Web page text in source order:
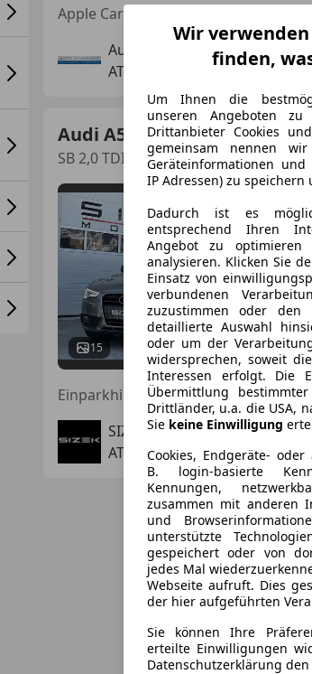
Automobile Pühringer GmbH
AT-4722 Peuerbach
Audi A5
SB 2,0 TDI Intense
15
SIZEK Motors GmbH
AT-4060 Leonding
Wir
finden,
Um Ihnen die
unseren Angeboten
Drittanbieter Cookies
gemeinsam nennen wir
Geräteinformationen und
IP Adressen) zu
Dadurch ist es
entsprechend Ihren
Angebot zu optimieren
analysieren. Klicken Sie
Einsatz von
verbundenen
zuzustimmen oder
detaillierte Auswahl
oder um der
widersprechen, soweit
Interessen erfolgt. Die
Übermittlung
Drittländer, u.a. die USA,
Sie keine Einwilligung
Cookies, Endgeräte-
B. login-basierte
Kennungen,
zusammen mit anderen
und
unterstützte
gespeichert oder von
jedes Mal
Webseite aufruft. Dies
der hier aufgeführten
Sie können Ihre
erteilte Einwilligungen
Datenschutzerklärung